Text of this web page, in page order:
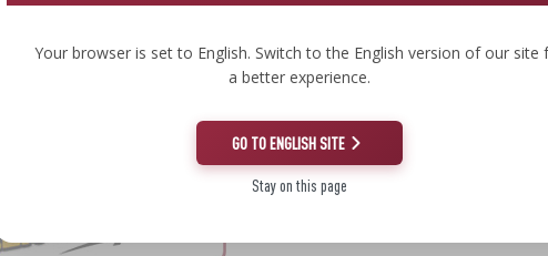
de gengibre vai fazer sucesso!
Your browser is set to English. Switch to the English version of our site
a better experience.
GO TO ENGLISH SITE
Stay on this page